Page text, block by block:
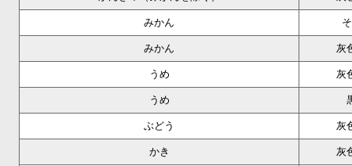
みかん
みかん 灰
うめ 灰
うめ
ぶどう 灰
かき 灰